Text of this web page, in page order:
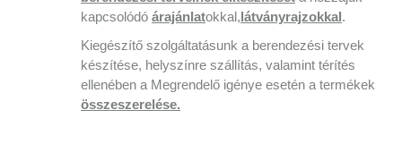
kapcsolódó árajánlatokkal,látványrajzokkal.
Kiegészítő szolgáltatásunk a berendezési tervek
készítése, helyszínre szállítás, valamint térítés
ellenében a Megrendelő igénye esetén a termékek
összeszerelése.